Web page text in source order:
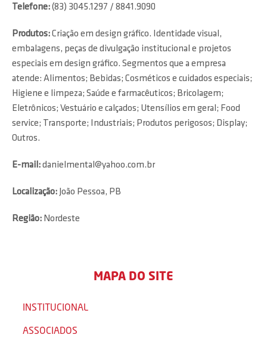
Telefone:(83) 3045.1297 / 8841.9090
Produtos:Criação em design gráfico. Identidade visual,
embalagens, peças de divulgação institucional e projetos
especiais em design gráfico. Segmentos que a empresa
atende: Alimentos; Bebidas; Cosméticos e cuidados especiais;
Higiene e limpeza; Saúde e farmacêuticos; Bricolagem;
Eletrônicos; Vestuário e calçados; Utensílios em geral; Food
service; Transporte; Industriais; Produtos perigosos; Display;
Outros.
E-mail:danielmental@yahoo.com.br
Localização: João Pessoa, PB
Região: Nordeste
MAPA DO SITE
INSTITUCIONAL
ASSOCIADOS